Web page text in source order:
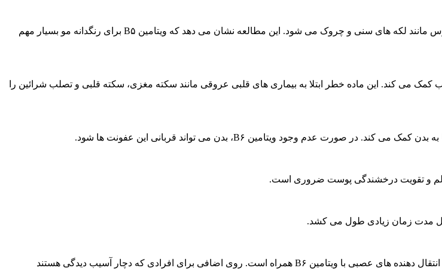
ویتامین B۵ برای حفظ پوست سالم و ظاهر آن ضروری است. باعث کاهش احتمال پیری زودرس مانند لکه های سنی و چروک می شود. این مطالعه نشان می دهد که ویتامین B۵ برای رنگدانه مو بسیار مهم
کند. این ماده خطر ابتلا به بیماری های قلبی عروقی مانند سکته مغزی، سکته قلبی و تصلب شرائین را
مدت زمان زیادی طول می کشد.
این تحقیقات نشان می دهد که روی بر عملکرد ذهنی تأثیر می گذارد. روی برای تقویت عملکرد انتقال دهنده های عصبی با ویتامین B۶ همراه است. روی اضافی برای افرادی که دچار آسیب دیدگی هستند